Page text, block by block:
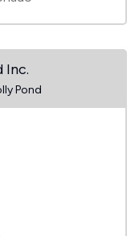
Inc.
Pond